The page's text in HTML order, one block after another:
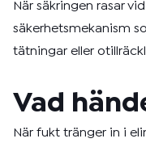
När säkringen rasar
säkerhetsmekanism
tätningar eller
Vad
När fukt tränger in i